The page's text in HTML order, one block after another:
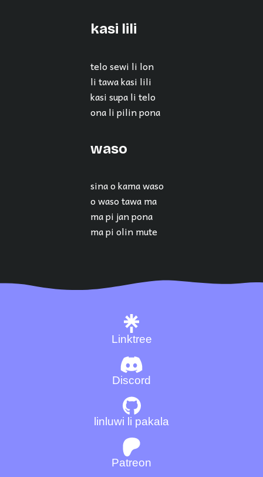
kasi lili
telo sewi li lon
li tawa kasi lili
kasi supa li telo
ona li pilin pona
waso
sina o kama waso
o waso tawa ma
ma pi jan pona
ma pi olin mute
Discord
Linktree
Patreon
linluwi li pakala